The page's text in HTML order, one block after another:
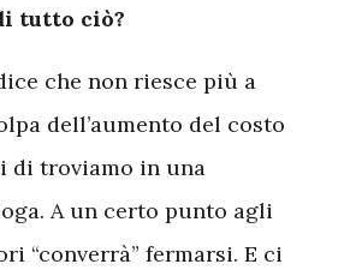
tutto ciò?
che non riesce più a
dell’aumento del costo
di troviamo in una
A un certo punto agli
“converrà” fermarsi. E ci